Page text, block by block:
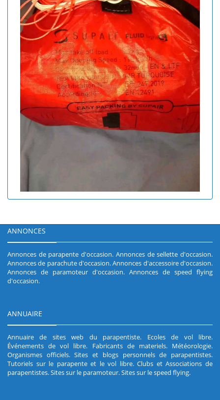
ANNONCES
Annonces de parapente d'occasion. Annonces de sellette d'occasion.
Annonces de parachute d'occasion.Annonces d'accessoire d'occasion.
Annonces de paramoteur d'occasion. Annonces de speed flying
d'occasion.
ANNUAIRE
Annuaire de sites web du parapentiste. Ecoles de vol libre.
Événements de vol libre. Fabricants de materiels. Météorologie.
Organismes officiels.Sites et blogs personnels de parapentistes.
Tutoriels sur le parapente et le vol libre.Clubs et Associations de
parapentistes.Sites sur le paramoteur.Sites sur le speed flying.